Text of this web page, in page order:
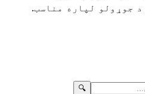
جوړولو لپاره مناسب.
🔍